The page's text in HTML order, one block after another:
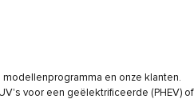
en onze klanten.
voor een geëlektrificeerde (PHEV) of